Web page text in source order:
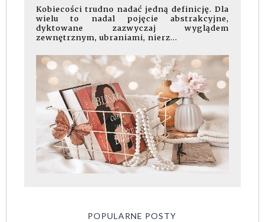
Kobiecości trudno nadać jedną definicję. Dla
wielu to nadal pojęcie abstrakcyjne,
dyktowane zazwyczaj wyglądem
zewnętrznym, ubraniami, nierz...
POPULARNE POSTY